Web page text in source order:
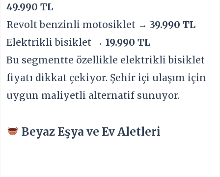
49.990 TL
Revolt benzinli motosiklet →39.990 TL
Elektrikli bisiklet →19.990 TL
Bu segmentte özellikle elektrikli bisiklet
fiyatı dikkat çekiyor. Şehir içi ulaşım için
uygun maliyetli alternatif sunuyor.
Beyaz Eşya ve Ev Aletleri